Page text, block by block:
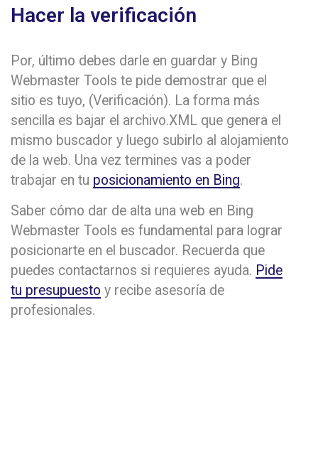
Hacer la verificación
Por, último debes darle en guardar y Bing
Webmaster Tools te pide demostrar que el
sitio es tuyo, (Verificación). La forma más
sencilla es bajar el archivo.XML que genera el
mismo buscador y luego subirlo al alojamiento
de la web. Una vez termines vas a poder
trabajar en tu posicionamiento en Bing.
Saber cómo dar de alta una web en Bing
Webmaster Tools es fundamental para lograr
posicionarte en el buscador. Recuerda que
puedes contactarnos si requieres ayuda. Pide
tu presupuesto y recibe asesoría de
profesionales.